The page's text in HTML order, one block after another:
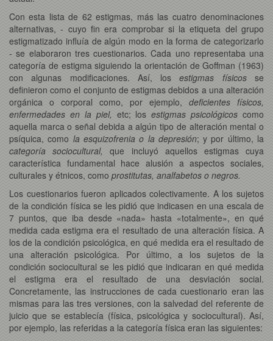
Con esta lista de 62 estigmas, más las cuatro denominaciones
alternativas, - cuyo fin era comprobar si la etiqueta del grupo
estigmatizado influía de algún modo en la forma de categorizarlo
- se elaboraron tres cuestionarios. Cada uno representaba una
categoría de estigma siguiendo la orientación de Goffman (1963)
con algunas modificaciones. Así, losestigmas físicosse
definieron como el conjunto de estigmas debidos a una alteración
orgánica o corporal como, por ejemplo, deficientes físicos,
enfermedades en la piel, etc; losestigmas psicológicos como
aquella marca o señal debida a algún tipo de alteración mental o
psíquica, como la esquizofrenia o la depresión; y por último, la
categoría sociocultural,
que incluyó aquellos estigmas cuya
característica fundamental hace alusión a aspectos sociales,
culturales y étnicos, como prostitutas, analfabetos o negros.
Los cuestionarios fueron aplicados colectivamente. A los sujetos
de la condición física se les pidió que indicasen en una escala de
7 puntos, que iba desde «nada» hasta «totalmente», en qué
medida cada estigma era el resultado de una alteración física. A
los de la condición psicológica, en qué medida era el resultado de
una alteración psicológica. Por último, a los sujetos de la
condición sociocultural se les pidió que indicaran en qué medida
el estigma era el resultado de una desviación social.
Concretamente, las instrucciones de cada cuestionario eran las
mismas para las tres versiones, con la salvedad del referente de
juicio que se establecía (física, psicológica y sociocultural). Así,
por ejemplo, las referidas a la categoría física eran las siguientes: